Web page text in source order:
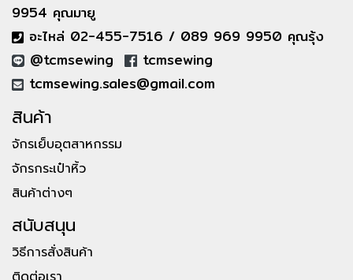
9954 คุณมายู
อะไหล่ 02-455-7516 / 089 969 9950 คุณรุ้ง
@tcmsewing
tcmsewing
tcmsewing.sales@gmail.com
สินค้า
จักรเย็บอุตสาหกรรม
จักรกระเป๋าหิ้ว
สินค้าต่างๆ
สนับสนุน
วิธีการสั่งสินค้า